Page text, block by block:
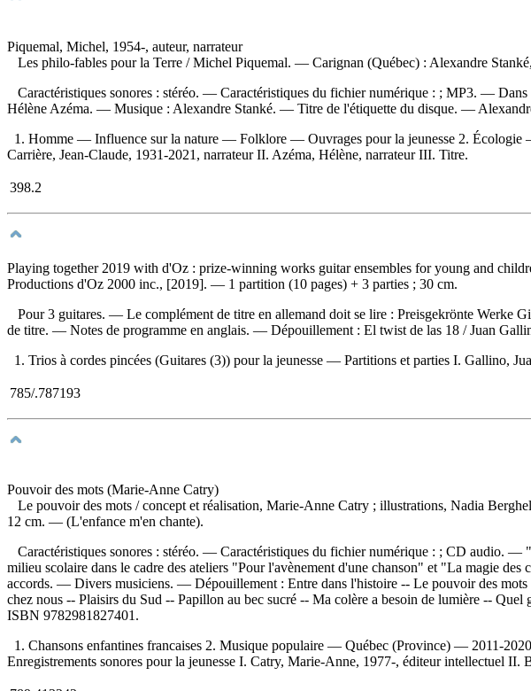
Piquemal, Michel, 1954-, auteur, narrateur
Les philo-fables pour la Terre / Michel Piquemal. — Carignan (Québec) : Alexandre
Caractéristiques sonores : stéréo. — Caractéristiques du fichier numérique : ; MP3. —
Hélène Azéma. — Musique : Alexandre Stanké. — Titre de l'étiquette du disque. —
1. Homme — Influence sur la nature — Folklore — Ouvrages pour la jeunesse 2. Écologie
Carrière, Jean-Claude, 1931-2021, narrateur II. Azéma, Hélène, narrateur III. Titre.
398.2
Playing together 2019 with d'Oz : prize-winning works guitar ensembles for young and
Productions d'Oz 2000 inc., [2019]. — 1 partition (10 pages) + 3 parties ; 30 cm.
Pour 3 guitares. — Le complément de titre en allemand doit se lire : Preisgekrönte Werke
de titre. — Notes de programme en anglais. — Dépouillement : El twist de las 18 / Juan
1. Trios à cordes pincées (Guitares (3)) pour la jeunesse — Partitions et parties I. Gallino,
785/.787193
Pouvoir des mots (Marie-Anne Catry)
Le pouvoir des mots / concept et réalisation, Marie-Anne Catry ; illustrations, Nadia
12 cm. — (L'enfance m'en chante).
Caractéristiques sonores : stéréo. — Caractéristiques du fichier numérique : ; CD audio. —
milieu scolaire dans le cadre des ateliers "Pour l'avènement d'une chanson" et "La magie
accords. — Divers musiciens. — Dépouillement : Entre dans l'histoire -- Le pouvoir des
chez nous -- Plaisirs du Sud -- Papillon au bec sucré -- Ma colère a besoin de lumière --
ISBN 9782981827401 .
1. Chansons enfantines francaises 2. Musique populaire — Québec (Province) — 2011-
Enregistrements sonores pour la jeunesse I. Catry, Marie-Anne, 1977-, éditeur intellectuel